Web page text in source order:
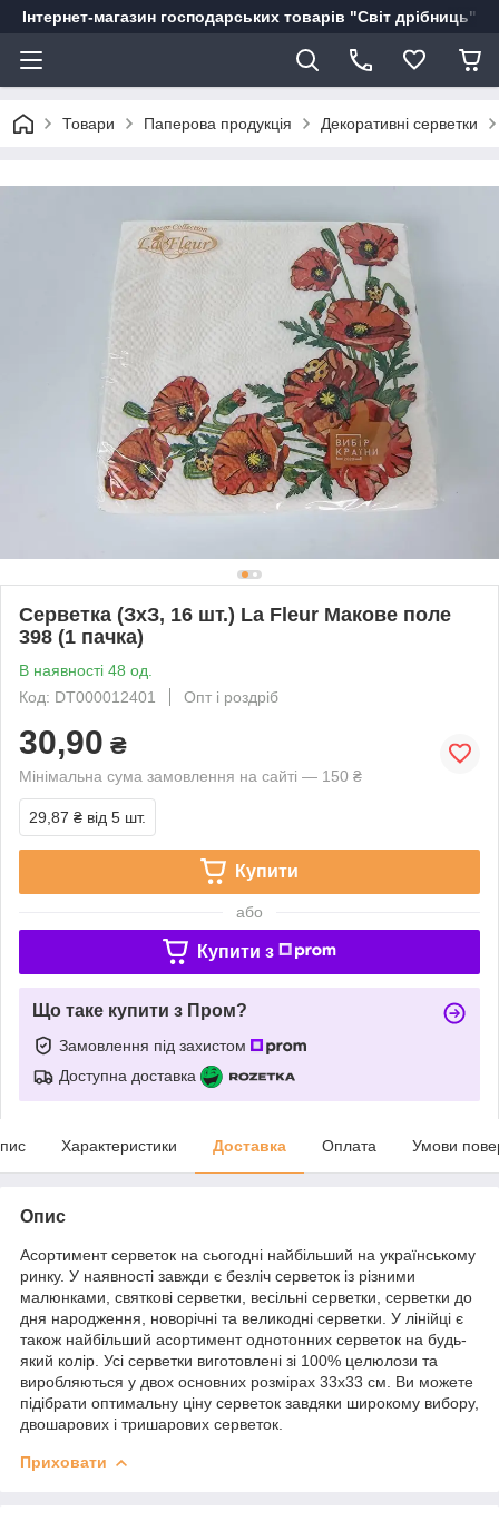
Інтернет-магазин господарських товарів "Світ дрібниць"
Товари Паперова продукція Декоративні серветки
Серветка (ЗхЗ, 16 шт.) La Fleur Макове поле
398 (1 пачка)
В наявності 48 од.
Код: DT000012401
Опт і роздріб
30,90 ₴
Мінімальна сума замовлення на сайті — 150 ₴
29,87 ₴ від 5 шт.
Купити
або
Купити з
Що таке купити з Пром?
Замовлення під захистом
Доступна доставка
Характеристики Доставка Оплата Умови
Опис
Асортимент серветок на сьогодні найбільший на українському
ринку. У наявності завжди є безліч серветок із різними
малюнками, святкові серветки, весільні серветки, серветки до
дня народження, новорічні та великодні серветки. У лінійці є
також найбільший асортимент однотонних серветок на будь-
який колір. Усі серветки виготовлені зі 100% целюлози та
виробляються у двох основних розмірах 33х33 см. Ви можете
підібрати оптимальну ціну серветок завдяки широкому вибору,
двошарових і тришарових серветок.
Приховати